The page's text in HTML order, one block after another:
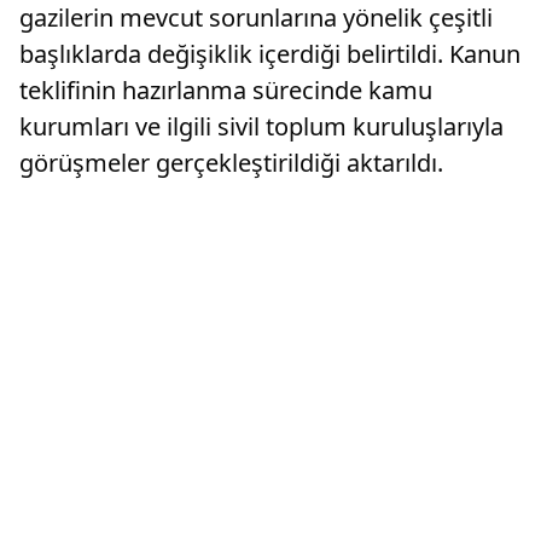
gazilerin mevcut sorunlarına yönelik çeşitli
başlıklarda değişiklik içerdiği belirtildi. Kanun
teklifinin hazırlanma sürecinde kamu
kurumları ve ilgili sivil toplum kuruluşlarıyla
görüşmeler gerçekleştirildiği aktarıldı.